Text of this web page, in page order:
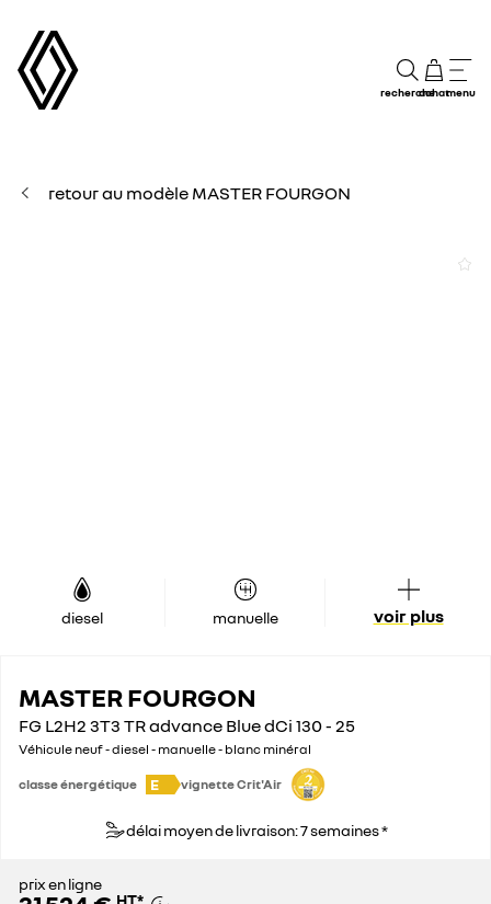
rechercheachatmenu
retour au modèle MASTER FOURGON
diesel manuelle voir plus
MASTER FOURGON
FG L2H2 3T3 TR advance Blue dCi 130 - 25
Véhicule neuf - diesel - manuelle - blanc minéral
classe énergétique E vignette Crit'Air
délai moyen de livraison: 7 semaines *
prix en ligne
HT*